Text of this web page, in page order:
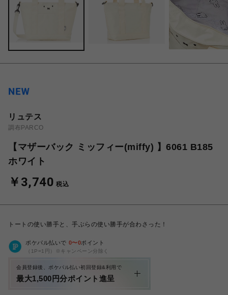
リュテス
調布PARCO
【マザーバック ミッフィー(miffy) 】6061 B185
ホワイト
￥3,740 税込
トートの使い勝手と、手ぶらの使い勝手が合わさった！
ポケパル払いで 0〜0ポイント
（1P=1円）※キャンペーン分除く
会員登録後、ポケパル払い初回登録&利用で
最大1,500円分ポイント進呈